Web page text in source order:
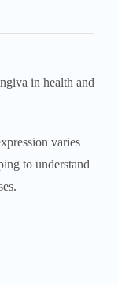
in health and
varies
to understand